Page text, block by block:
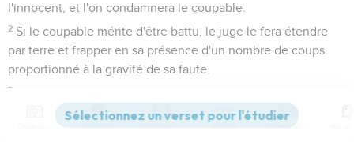
l'innocent, et l'on condamnera le coupable.
2 Si le coupable mérite d'être battu, le juge le fera étendre
par terre et frapper en sa présence d'un nombre de coups
proportionné à la gravité de sa faute.
3
que, si l'on continuait à le frapper en allant beaucoup au
delà, ton frère ne fût avili à tes yeux.
Versions Commentaires Strong